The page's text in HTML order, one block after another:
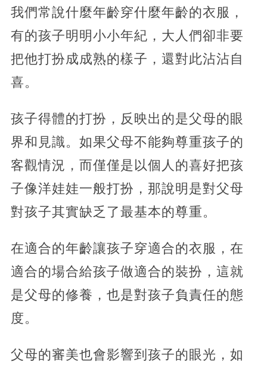
我們常說什麼年齡穿什麼年齡的衣服，
有的孩子明明小小年紀，大人們卻非要
把他打扮成成熟的樣子，還對此沾沾自
喜。
孩子得體的打扮，反映出的是父母的眼
界和見識。如果父母不能夠尊重孩子的
客觀情況，而僅僅是以個人的喜好把孩
子像洋娃娃一般打扮，那說明是對父母
對孩子其實缺乏了最基本的尊重。
在適合的年齡讓孩子穿適合的衣服，在
適合的場合給孩子做適合的裝扮，這就
是父母的修養，也是對孩子負責任的態
度。
父母的審美也會影響到孩子的眼光，如